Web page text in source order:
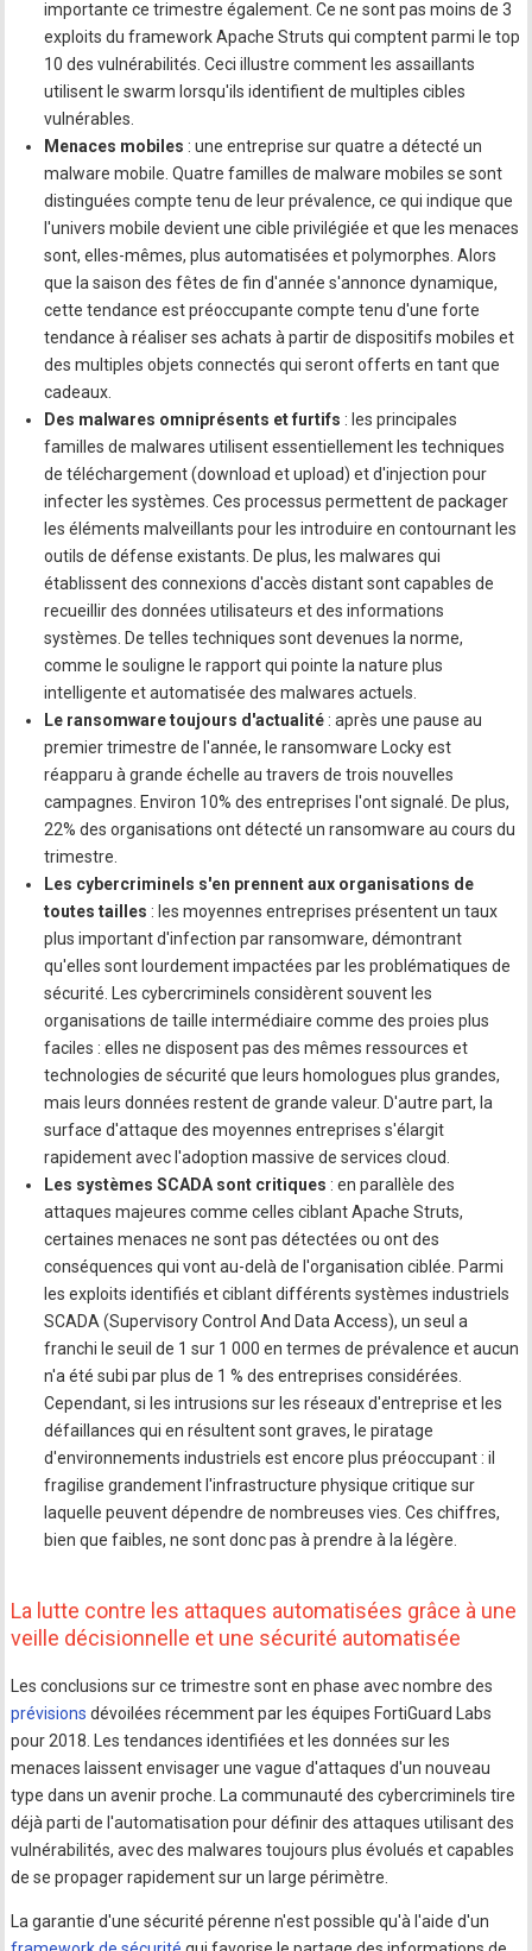
importante ce trimestre également. Ce ne sont pas moins de 3
exploits du framework Apache Struts qui comptent parmi le top
10 des vulnérabilités. Ceci illustre comment les assaillants
utilisent le swarm lorsqu'ils identifient de multiples cibles
vulnérables.
Menaces mobiles : une entreprise sur quatre a détecté un
malware mobile. Quatre familles de malware mobiles se sont
distinguées compte tenu de leur prévalence, ce qui indique que
l'univers mobile devient une cible privilégiée et que les menaces
sont, elles-mêmes, plus automatisées et polymorphes. Alors
que la saison des fêtes de fin d'année s'annonce dynamique,
cette tendance est préoccupante compte tenu d'une forte
tendance à réaliser ses achats à partir de dispositifs mobiles et
des multiples objets connectés qui seront offerts en tant que
cadeaux.
Des malwares omniprésents et furtifs : les principales
familles de malwares utilisent essentiellement les techniques
de téléchargement (download et upload) et d'injection pour
infecter les systèmes. Ces processus permettent de packager
les éléments malveillants pour les introduire en contournant les
outils de défense existants. De plus, les malwares qui
établissent des connexions d'accès distant sont capables de
recueillir des données utilisateurs et des informations
systèmes. De telles techniques sont devenues la norme,
comme le souligne le rapport qui pointe la nature plus
intelligente et automatisée des malwares actuels.
Le ransomware toujours d'actualité : après une pause au
premier trimestre de l'année, le ransomware Locky est
réapparu à grande échelle au travers de trois nouvelles
campagnes. Environ 10% des entreprises l'ont signalé. De plus,
22% des organisations ont détecté un ransomware au cours du
trimestre.
Les cybercriminels s'en prennent aux organisations de
toutes tailles : les moyennes entreprises présentent un taux
plus important d'infection par ransomware, démontrant
qu'elles sont lourdement impactées par les problématiques de
sécurité. Les cybercriminels considèrent souvent les
organisations de taille intermédiaire comme des proies plus
faciles : elles ne disposent pas des mêmes ressources et
technologies de sécurité que leurs homologues plus grandes,
mais leurs données restent de grande valeur. D'autre part, la
surface d'attaque des moyennes entreprises s'élargit
rapidement avec l'adoption massive de services cloud.
Les systèmes SCADA sont critiques : en parallèle des
attaques majeures comme celles ciblant Apache Struts,
certaines menaces ne sont pas détectées ou ont des
conséquences qui vont au-delà de l'organisation ciblée. Parmi
les exploits identifiés et ciblant différents systèmes industriels
SCADA (Supervisory Control And Data Access), un seul a
franchi le seuil de 1 sur 1 000 en termes de prévalence et aucun
n'a été subi par plus de 1 % des entreprises considérées.
Cependant, si les intrusions sur les réseaux d'entreprise et les
défaillances qui en résultent sont graves, le piratage
d'environnements industriels est encore plus préoccupant : il
fragilise grandement l'infrastructure physique critique sur
laquelle peuvent dépendre de nombreuses vies. Ces chiffres,
bien que faibles, ne sont donc pas à prendre à la légère.
La lutte contre les attaques automatisées grâce à une
veille décisionnelle et une sécurité automatisée
Les conclusions sur ce trimestre sont en phase avec nombre des
prévisions dévoilées récemment par les équipes FortiGuard Labs
pour 2018. Les tendances identifiées et les données sur les
menaces laissent envisager une vague d'attaques d'un nouveau
type dans un avenir proche. La communauté des cybercriminels tire
déjà parti de l'automatisation pour définir des attaques utilisant des
vulnérabilités, avec des malwares toujours plus évolués et capables
de se propager rapidement sur un large périmètre.
La garantie d'une sécurité pérenne n'est possible qu'à l'aide d'un